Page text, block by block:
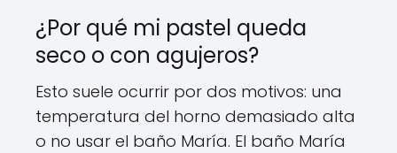
¿Por qué mi pastel queda
seco o con agujeros?
Esto suele ocurrir por dos motivos: una
temperatura del horno demasiado alta
o no usar el baño María. El baño María